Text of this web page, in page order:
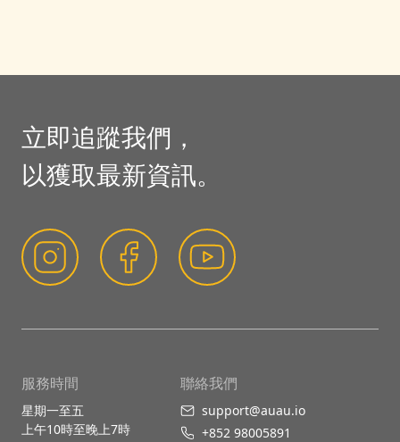
立即追蹤我們，
以獲取最新資訊。
服務時間
星期一至五
上午10時至晚上7時
聯絡我們
support@auau.io
+852 98005891